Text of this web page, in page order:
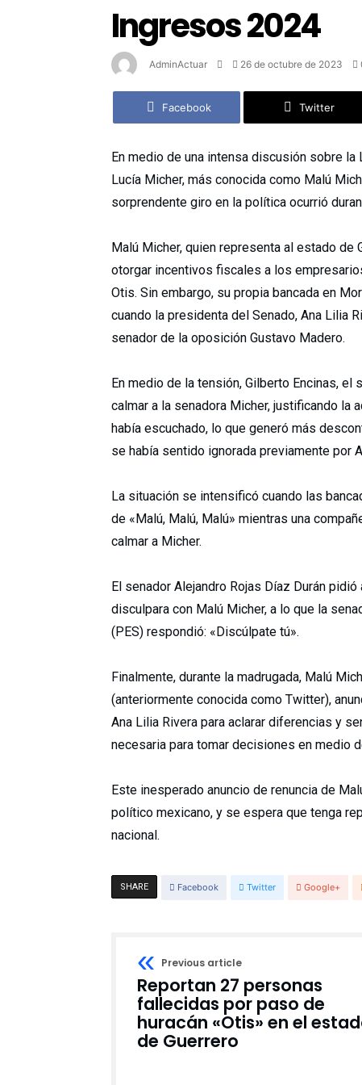
Ingresos 2024
AdminActuar 26 de octubre de 2023
Facebook Twitter
En medio de una intensa discusión sobre
Lucía Micher, más conocida como Malú
sorprendente giro en la política ocurrió
Malú Micher, quien representa al estado de
otorgar incentivos fiscales a los
Otis. Sin embargo, su propia bancada en
cuando la presidenta del Senado, Ana Lilia
senador de la oposición Gustavo Madero.
En medio de la tensión, Gilberto Encinas,
calmar a la senadora Micher, justificando la
había escuchado, lo que generó más
se había sentido ignorada previamente por
La situación se intensificó cuando las
de «Malú, Malú, Malú» mientras una
calmar a Micher.
El senador Alejandro Rojas Díaz Durán
disculpara con Malú Micher, a lo que la
(PES) respondió: «Discúlpate tú».
Finalmente, durante la madrugada, Malú
(anteriormente conocida como Twitter),
Ana Lilia Rivera para aclarar diferencias y
necesaria para tomar decisiones en medio
Este inesperado anuncio de renuncia de
político mexicano, y se espera que tenga
nacional.
SHARE Facebook Twitter Google+
Previous article
Reportan 27 personas
fallecidas por paso de
huracán «Otis» en el
de Guerrero